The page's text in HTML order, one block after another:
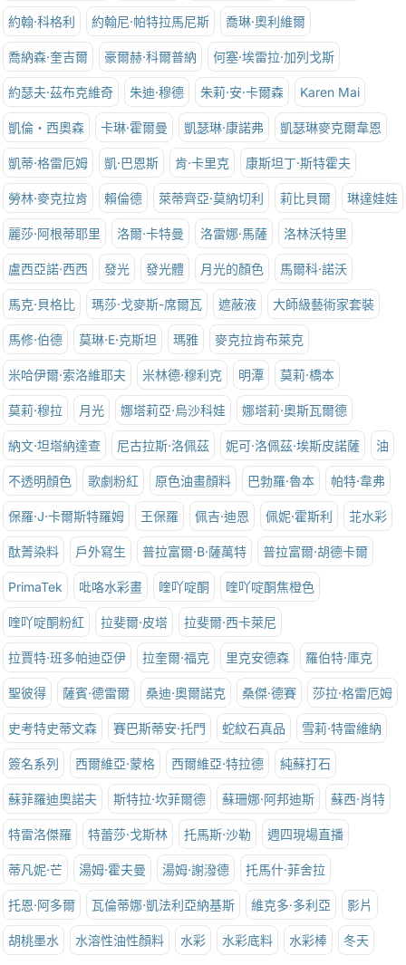
約翰·科格利 約翰尼·帕特拉馬尼斯 喬琳·奧利維爾
喬納森·奎吉爾 豪爾赫·科爾普納 何塞·埃雷拉·加列戈斯
約瑟夫·茲布克維奇 朱迪·穆德 朱莉·安·卡爾森 Karen Mai
凱倫‧西奧森 卡琳·霍爾曼 凱瑟琳·康諾弗 凱瑟琳麥克爾韋恩
凱蒂·格雷厄姆 凱·巴恩斯 肯·卡里克 康斯坦丁·斯特霍夫
勞林·麥克拉肯 賴倫德 萊蒂齊亞·莫納切利 莉比貝爾 琳達娃娃
麗莎·阿根蒂耶里 洛爾·卡特曼 洛雷娜·馬薩 洛林沃特里
盧西亞諾·西西 發光 發光體 月光的顏色 馬爾科·諾沃
馬克·貝格比 瑪莎·戈麥斯-席爾瓦 遮蔽液 大師級藝術家套裝
馬修·伯德 莫琳·E·克斯坦 瑪雅 麥克拉肯布萊克
米哈伊爾·索洛維耶夫 米林德·穆利克 明潭 莫莉·橋本
莫莉·穆拉 月光 娜塔莉亞·烏沙科娃 娜塔莉·奧斯瓦爾德
納文·坦塔納達查 尼古拉斯·洛佩茲 妮可·洛佩茲·埃斯皮諾薩 油
不透明顏色 歌劇粉紅 原色油畫顏料 巴勃羅·魯本 帕特·韋弗
保羅·J·卡爾斯特羅姆 王保羅 佩吉·迪恩 佩妮·霍斯利 苝水彩
酞菁染料 戶外寫生 普拉富爾·B·薩萬特 普拉富爾·胡德卡爾
PrimaTek 吡咯水彩畫 喹吖啶酮 喹吖啶酮焦橙色
喹吖啶酮粉紅 拉斐爾·皮塔 拉斐爾·西卡萊尼
拉賈特·班多帕迪亞伊 拉奎爾·福克 里克安德森 羅伯特·庫克
聖彼得 薩賓·德雷爾 桑迪·奧爾諾克 桑傑·德賽 莎拉·格雷厄姆
史考特史蒂文森 賽巴斯蒂安·托門 蛇紋石真品 雪莉·特雷維納
簽名系列 西爾維亞·蒙格 西爾維亞·特拉德 純蘇打石
蘇菲羅迪奧諾夫 斯特拉·坎菲爾德 蘇珊娜·阿邦迪斯 蘇西·肖特
特雷洛傑羅 特蕾莎·戈斯林 托馬斯·沙勒 週四現場直播
蒂凡妮·芒 湯姆·霍夫曼 湯姆·謝潑德 托馬什·菲舍拉
托恩·阿多爾 瓦倫蒂娜·凱法利亞納基斯 維克多·多利亞 影片
胡桃墨水 水溶性油性顏料 水彩 水彩底料 水彩棒 冬天